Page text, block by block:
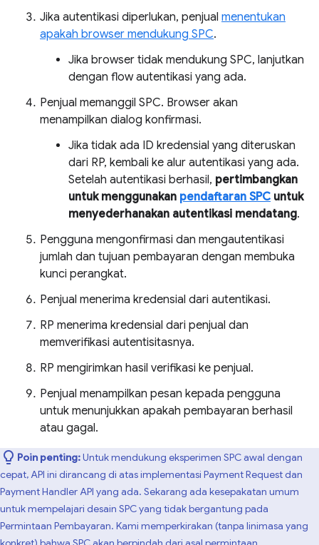
Jika autentikasi diperlukan, penjual menentukan
apakah browser mendukung SPC.
Jika browser tidak mendukung SPC, lanjutkan
dengan flow autentikasi yang ada.
Penjual memanggil SPC. Browser akan
menampilkan dialog konfirmasi.
Jika tidak ada ID kredensial yang diteruskan
dari RP, kembali ke alur autentikasi yang ada.
Setelah autentikasi berhasil, pertimbangkan
untuk menggunakan pendaftaran SPC untuk
menyederhanakan autentikasi mendatang.
Pengguna mengonfirmasi dan mengautentikasi
jumlah dan tujuan pembayaran dengan membuka
kunci perangkat.
Penjual menerima kredensial dari autentikasi.
RP menerima kredensial dari penjual dan
memverifikasi autentisitasnya.
RP mengirimkan hasil verifikasi ke penjual.
Penjual menampilkan pesan kepada pengguna
untuk menunjukkan apakah pembayaran berhasil
atau gagal.
Poin penting:Untuk mendukung eksperimen SPC awal dengan
cepat, API ini dirancang di atas implementasi Payment Request dan
Payment Handler API yang ada. Sekarang ada kesepakatan umum
untuk mempelajari desain SPC yang tidak bergantung pada
Permintaan Pembayaran. Kami memperkirakan (tanpa linimasa yang